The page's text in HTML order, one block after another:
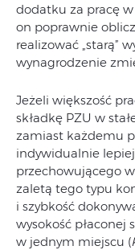
dodatku za pracę
on poprawnie
realizować „starą”
wynagrodzenie
Jeżeli większość
składkę PZU w
zamiast każdemu
indywidualnie
przechowującego
zaletą tego typu
i szybkość
wysokość płaconej
w jednym miejscu (